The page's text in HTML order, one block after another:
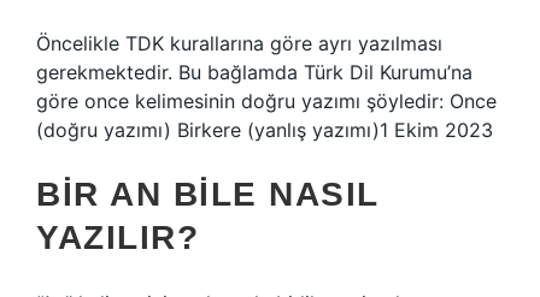
Öncelikle TDK kurallarına göre ayrı yazılması
gerekmektedir. Bu bağlamda Türk Dil Kurumu’na
göre once kelimesinin doğru yazımı şöyledir: Once
(doğru yazımı) Birkere (yanlış yazımı)1 Ekim 2023
BIR AN BILE NASIL
YAZILIR?